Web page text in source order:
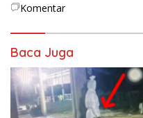
Komentar
Baca Juga